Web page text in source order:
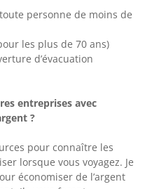
personne de moins de
les plus de 70 ans)
d’évacuation
entreprises avec
?
pour connaître les
lorsque vous voyagez. Je
économiser de l’argent